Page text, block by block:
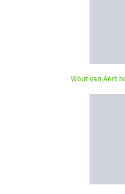
Wout van Aert